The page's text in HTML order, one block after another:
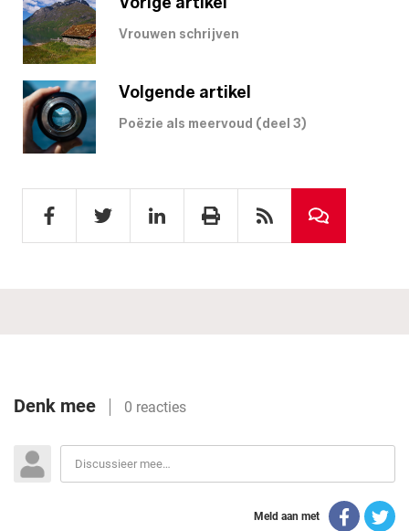
Vrouwen schrijven
Volgende artikel
Poëzie als meervoud (deel 3)